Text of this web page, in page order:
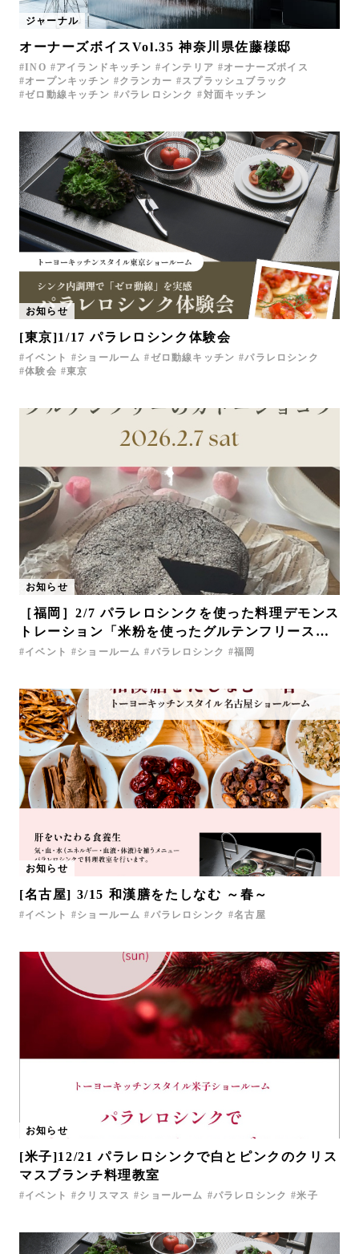
ジャーナル
オーナーズボイスVol.35 神奈川県佐藤様邸
INO アイランドキッチン インテリア
オーナーズボイス
オープンキッチン
クランカー
スプラッシュブラック
ゼロ動線キッチン
パラレロシンク 対面キッチン
お知らせ
[東京]1/17 パラレロシンク体験会
イベント ショールーム ゼロ動線キッチン
パラレロシンク
体験会
東京
お知らせ
［福岡］2/7 パラレロシンクを使った料理デモンス
トレーション「米粉を使ったグルテンフリースイ
ーツ」
イベント ショールーム パラレロシンク 福岡
お知らせ
[名古屋] 3/15 和漢膳をたしなむ ～春～
イベント ショールーム パラレロシンク 名古屋
お知らせ
[米子]12/21 パラレロシンクで白とピンクのクリス
マスブランチ料理教室
イベント クリスマス ショールーム パラレロシンク 米子